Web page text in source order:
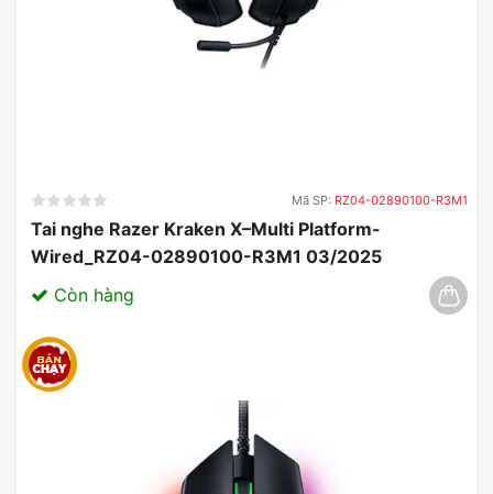
Mã SP: RZ04-02890100-R3M1
Tai nghe Razer Kraken X–Multi Platform-
Wired_RZ04-02890100-R3M1 03/2025
Còn hàng